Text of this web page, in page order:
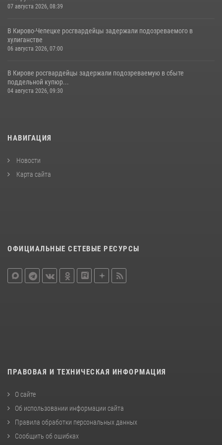
07 августа 2026, 08:39
В Кирово-Чепецке росгвардейцы задержали подозреваемого в
хулиганстве
06 августа 2026, 07:00
В Кирове росгвардейцы задержали подозреваемую в сбыте
поддельной купюр...
04 августа 2026, 09:30
НАВИГАЦИЯ
Новости
Карта сайта
ОФИЦИАЛЬНЫЕ СЕТЕВЫЕ РЕСУРСЫ
ПРАВОВАЯ И ТЕХНИЧЕСКАЯ ИНФОРМАЦИЯ
О сайте
Об использовании информации сайта
Правила обработки персональных данных
Сообщить об ошибках